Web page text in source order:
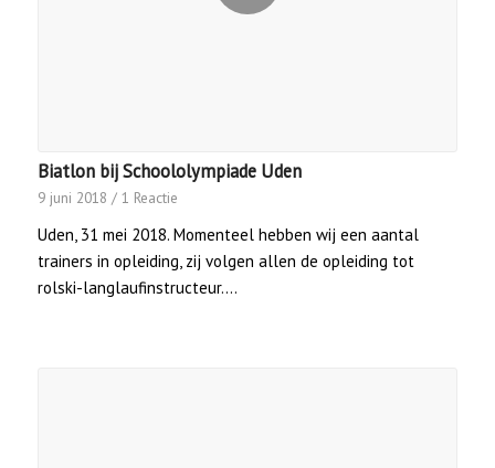
Biatlon bij Schoololympiade Uden
9 juni 2018 / 1 Reactie
Uden, 31 mei 2018. Momenteel hebben wij een aantal
trainers in opleiding, zij volgen allen de opleiding tot
rolski-langlaufinstructeur.…